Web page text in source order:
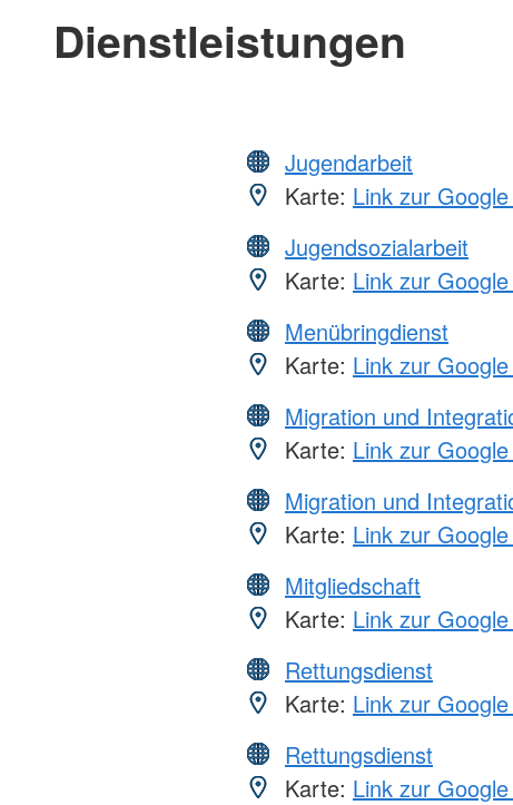
Dienstleistungen
Jugendarbeit
Karte: Link zur
Jugendsozialarbeit
Karte: Link zur
Menübringdienst
Karte: Link zur
Migration und
Karte: Link zur
Migration und
Karte: Link zur
Mitgliedschaft
Karte: Link zur
Rettungsdienst
Karte: Link zur
Rettungsdienst
Karte: Link zur